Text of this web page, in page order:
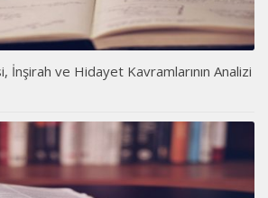
İnşirah ve Hidayet Kavramlarının Analizi